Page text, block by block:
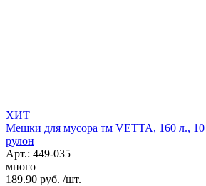
ХИТ
Мешки для мусора тм VETTA, 160 л.,
рулон
Арт.: 449-035
много
189.90 руб. /шт.